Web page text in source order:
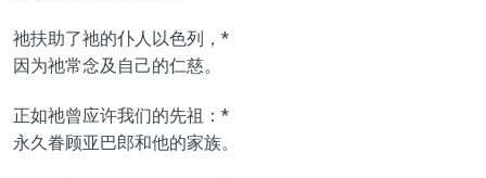
祂扶助了祂的仆人以色列，*
因为祂常念及自己的仁慈。
正如祂曾应许我们的先祖：*
永久眷顾亚巴郎和他的家族。